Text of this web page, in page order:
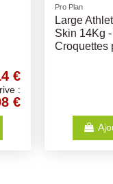
€
:
€
FOIN
Foin De